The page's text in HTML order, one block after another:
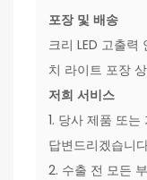
포장 및 배송
크리 LED 고출
치 라이트 포장
저희 서비스
1. 당사 제품 또는
답변드리겠습니
2. 수출 전 모든